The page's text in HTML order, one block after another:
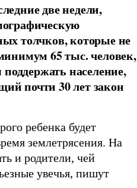
две недели,
толчков, которые не
65 тыс. человек,
население,
почти 30 лет закон
ребенка будет
землетрясения. На
и родители, чей
увечья, пишут